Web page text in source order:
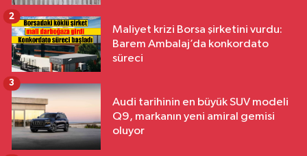
Maliyet krizi Borsa şirketini vurdu:
Barem Ambalaj’da konkordato
süreci
2
Audi tarihinin en büyük SUV modeli
Q9, markanın yeni amiral gemisi
oluyor
3